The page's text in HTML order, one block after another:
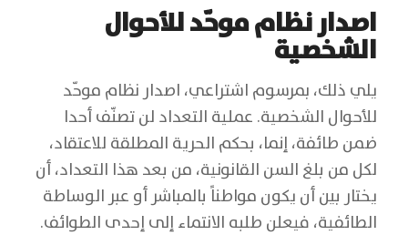
اصدار نظام موحّد للأحوال
الشخصية
يلي ذلك، بمرسوم اشتراعي، اصدار نظام موحّد
للأحوال الشخصية. عملية التعداد لن تصنّف أحدا
ضمن طائفة، إنما، بحكم الحرية المطلقة للاعتقاد،
لكل من بلغ السن القانونية، من بعد هذا التعداد، أن
يختار بين أن يكون مواطناً بالمباشر أو عبر الوساطة
الطائفية، فيعلن طلبه الانتماء إلى إحدى الطوائف.